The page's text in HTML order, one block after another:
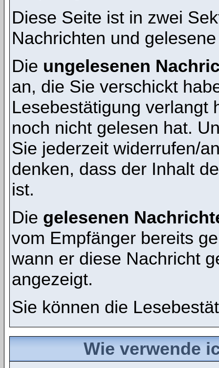
Diese Seite ist in zwei
Nachrichten und
Die ungelesenen
an, die Sie verschickt
Lesebestätigung verlangt
noch nicht gelesen hat.
Sie jederzeit widerrufen/
denken, dass der Inhalt
ist.
Die gelesenen
vom Empfänger bereits
wann er diese Nachricht
angezeigt.
Sie können die
Wie verwende